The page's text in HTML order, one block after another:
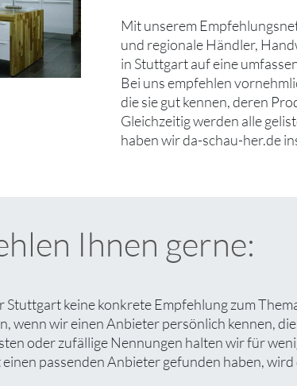
Mit unserem
und regionale Händler,
in Stuttgart auf eine
Bei uns empfehlen
die sie gut kennen, deren
Gleichzeitig werden alle
haben wir da-schau-her.de
Ihnen gerne:
keine konkrete Empfehlung zum
wenn wir einen Anbieter persönlich kennen,
oder zufällige Nennungen halten wir für
passenden Anbieter gefunden haben,